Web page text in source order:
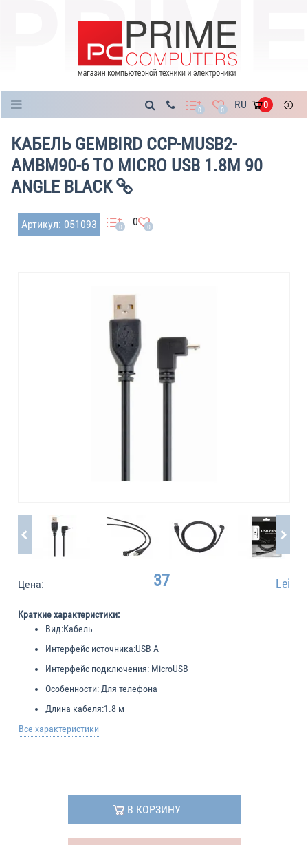
0 0 RU 0
КАБЕЛЬ GEMBIRD CCP-MUSB2-
AMBM90-6 TO MICRO USB 1.8M 90
ANGLE BLACK
Артикул: 051093 0 0 0
Цена: 37 Lei
Краткие характеристики:
Вид:Кабель
Интерфейс источника:USB A
Интерфейс подключения: MicroUSB
Особенности: Для телефона
Длина кабеля:1.8 м
Все характеристики
В КОРЗИНУ